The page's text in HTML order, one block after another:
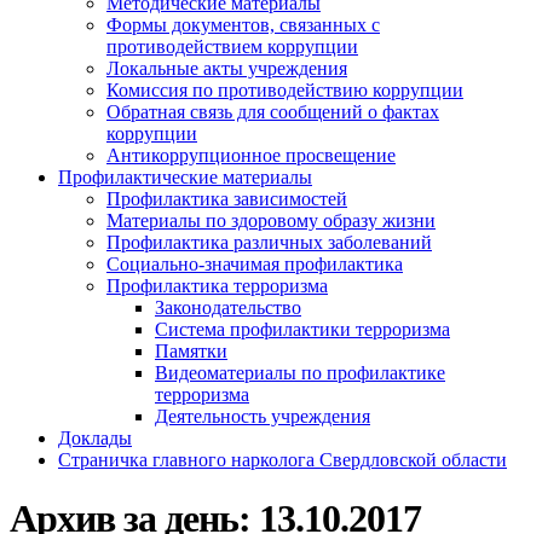
Формы документов, связанных с
противодействием коррупции
Локальные акты учреждения
Комиссия по противодействию коррупции
Обратная связь для сообщений о фактах
коррупции
Антикоррупционное просвещение
Профилактические материалы
Профилактика зависимостей
Материалы по здоровому образу жизни
Профилактика различных заболеваний
Социально-значимая профилактика
Профилактика терроризма
Законодательство
Система профилактики терроризма
Памятки
Видеоматериалы по профилактике
терроризма
Деятельность учреждения
Доклады
Страничка главного нарколога Свердловской области
Архив за день: 13.10.2017